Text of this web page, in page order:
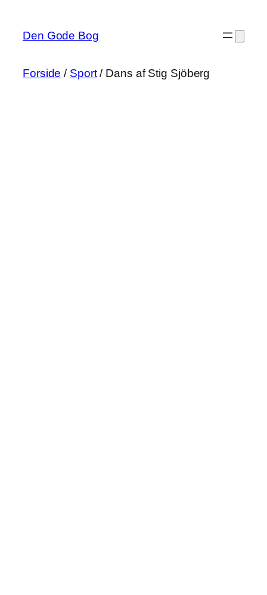
indhold
Den Gode Bog
Forside / Sport/ Dans af Stig Sjöberg